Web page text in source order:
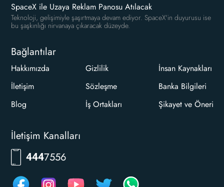
SpaceX ile Uzaya Reklam Panosu Atılacak
Teknoloji, gelişimiyle şaşırtmaya devam ediyor. SpaceX'in duyurusu ise
bu şaşkınlığı nirvanaya çıkaracak düzeyde.
Bağlantılar
Hakkımızda
İletişim
Blog
Gizlilik
Sözleşme
İş Ortakları
İnsan Kaynakları
Banka Bilgileri
Şikayet ve Öneri
İletişim Kanalları
444RKLM